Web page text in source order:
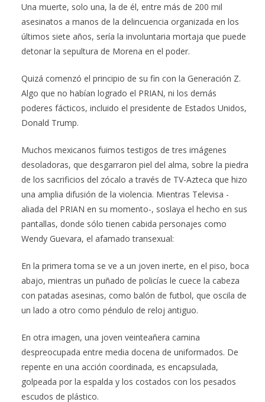
Una muerte, solo una, la de él, entre más de 200 mil
asesinatos a manos de la delincuencia organizada en los
últimos siete años, sería la involuntaria mortaja que puede
detonar la sepultura de Morena en el poder.
Quizá comenzó el principio de su fin con la Generación Z.
Algo que no habían logrado el PRIAN, ni los demás
poderes fácticos, incluido el presidente de Estados Unidos,
Donald Trump.
Muchos mexicanos fuimos testigos de tres imágenes
desoladoras, que desgarraron piel del alma, sobre la piedra
de los sacrificios del zócalo a través de TV-Azteca que hizo
una amplia difusión de la violencia. Mientras Televisa -
aliada del PRIAN en su momento-, soslaya el hecho en sus
pantallas, donde sólo tienen cabida personajes como
Wendy Guevara, el afamado transexual:
En la primera toma se ve a un joven inerte, en el piso, boca
abajo, mientras un puñado de policías le cuece la cabeza
con patadas asesinas, como balón de futbol, que oscila de
un lado a otro como péndulo de reloj antiguo.
En otra imagen, una joven veinteañera camina
despreocupada entre media docena de uniformados. De
repente en una acción coordinada, es encapsulada,
golpeada por la espalda y los costados con los pesados
escudos de plástico.